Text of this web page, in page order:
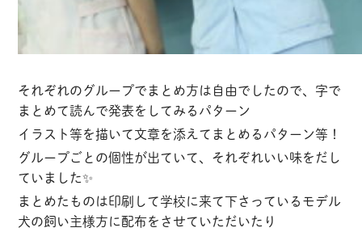
それぞれのグループでまとめ方は自由でしたので、字で
まとめて読んで発表をしてみるパターン
イラスト等を描いて文章を添えてまとめるパターン等！
グループごとの個性が出ていて、それぞれいい味をだし
ていました✨
まとめたものは印刷して学校に来て下さっているモデル
犬の飼い主様方に配布をさせていただいたり